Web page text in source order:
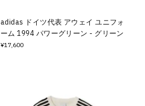
adidas ドイツ代表 アウェイ ユニフォ
ーム 1994 パワーグリーン - グリーン
¥17,600